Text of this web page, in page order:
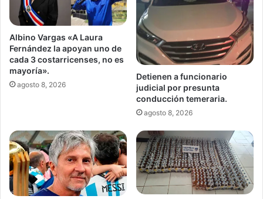
Albino Vargas «A Laura
Fernández la apoyan uno de
cada 3 costarricenses, no es
mayoría».
agosto 8, 2026
Detienen a funcionario
judicial por presunta
conducción temeraria.
agosto 8, 2026